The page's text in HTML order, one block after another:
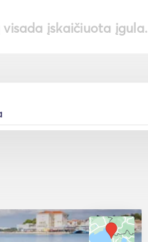
visada įskaičiuota įgula.